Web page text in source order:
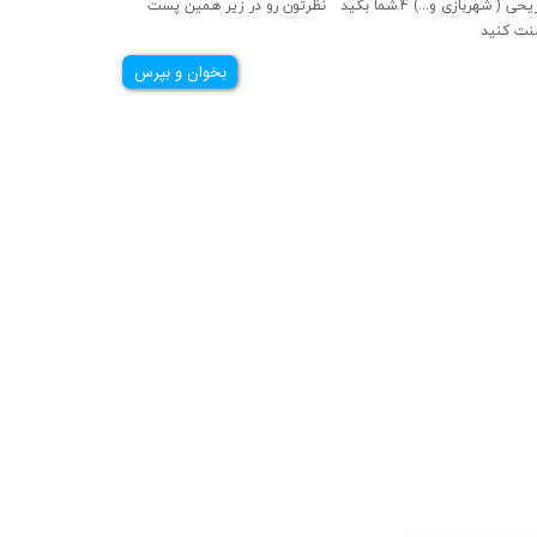
تفریحی ( شهربازی و...) 4.شما بگید نظرتون رو در زیر همین پست
کنید
بخوان و بپرس